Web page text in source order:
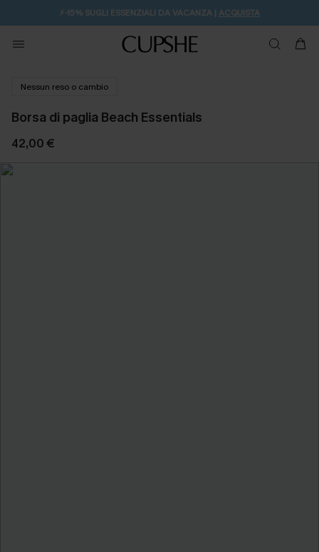
⚡️-15% SUGLI ESSENZIALI DA VACANZA | ACQUISTA
Nessun reso o cambio
Borsa di paglia Beach Essentials
42,00 €